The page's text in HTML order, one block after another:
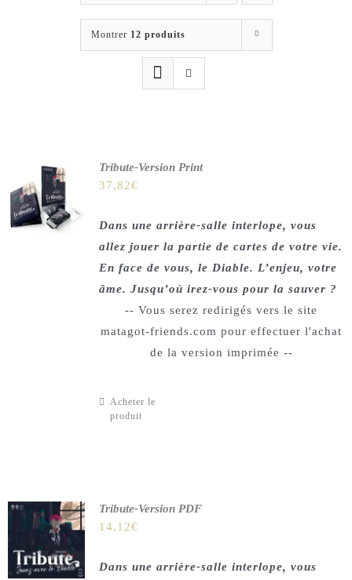
Montrer 12 produits
Tribute-Version Print
37,82€
Dans une arrière-salle interlope, vous
allez jouer la partie de cartes de votre vie.
En face de vous, le Diable. L’enjeu, votre
âme. Jusqu’où irez-vous pour la sauver ?
-- Vous serez redirigés vers le site
matagot-friends.com pour effectuer l'achat
de la version imprimée --
Acheter le
produit
Tribute-Version PDF
14,12€
Dans une arrière-salle interlope, vous